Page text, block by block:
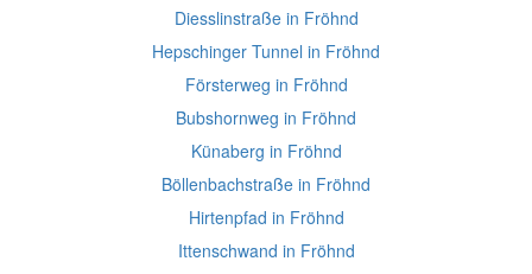
Diesslinstraße in Fröhnd
Hepschinger Tunnel in Fröhnd
Försterweg in Fröhnd
Bubshornweg in Fröhnd
Künaberg in Fröhnd
Böllenbachstraße in Fröhnd
Hirtenpfad in Fröhnd
Ittenschwand in Fröhnd